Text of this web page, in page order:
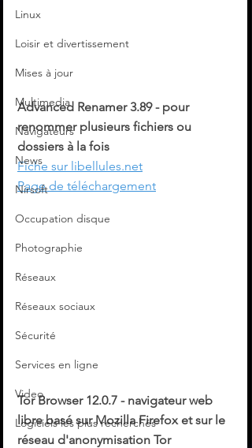
Linux
Loisir et divertissement
Mises à jour
Multimedia
Navigateurs
News
Nirsoft
Occupation disque
Photographie
Réseaux
Réseaux sociaux
Sécurité
Services en ligne
Video
Logiciels les plus recherchés
Advanced Renamer 3.89 - pour
renommer plusieurs fichiers ou
dossiers à la fois
Fiche sur libellules.net
Page de téléchargement
Tor Browser 12.0.7 - navigateur web
libre basé sur Mozilla Firefox et sur le
réseau d'anonymisation Tor